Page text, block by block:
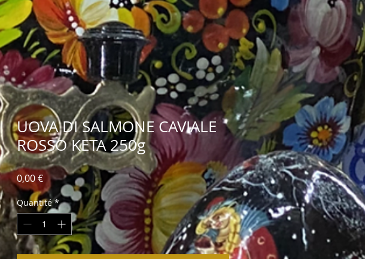
UOVA DI SALMONE CAVIALE
ROSSO KETA 250g
0,00 €Prix
Quantité *